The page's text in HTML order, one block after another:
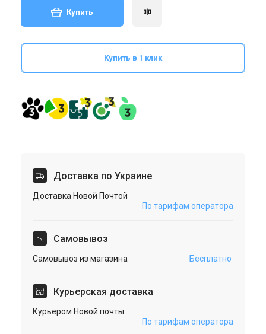
Купить
Купить в 1 клик
Доставка по Украине
Доставка Новой Почтой
По тарифам оператора
Cамовывоз
Самовывоз из магазина Бесплатно
Курьерская доставка
Курьером Новой почты
По тарифам оператора